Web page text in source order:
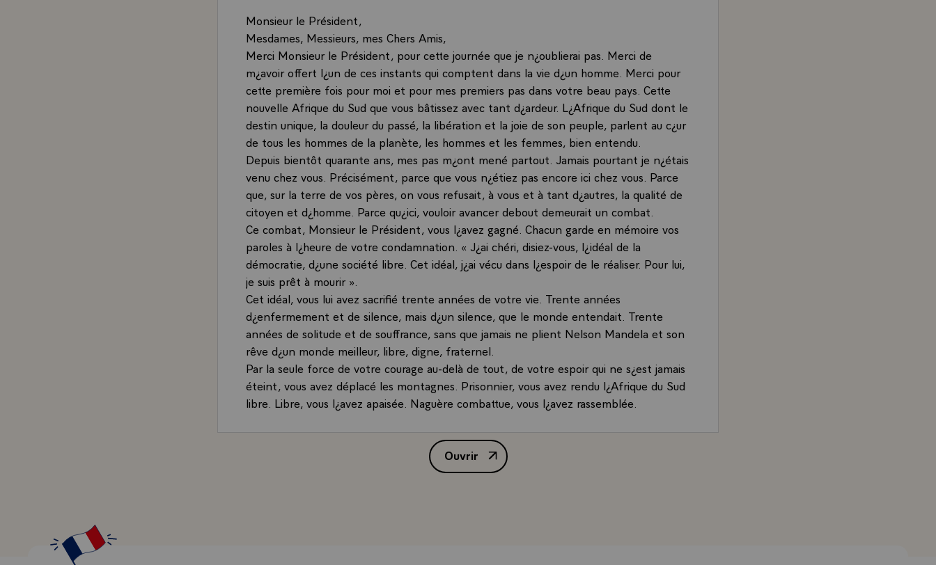
Monsieur le Président,
Mesdames, Messieurs, mes Chers Amis,
Merci Monsieur le Président, pour cette journée que je n¿oublierai pas. Merci de
m¿avoir offert l¿un de ces instants qui comptent dans la vie d¿un homme. Merci pour
cette première fois pour moi et pour mes premiers pas dans votre beau pays. Cette
nouvelle Afrique du Sud que vous bâtissez avec tant d¿ardeur. L¿Afrique du Sud dont le
destin unique, la douleur du passé, la libération et la joie de son peuple, parlent au c¿ur
de tous les hommes de la planète, les hommes et les femmes, bien entendu.
Depuis bientôt quarante ans, mes pas m¿ont mené partout. Jamais pourtant je n¿étais
venu chez vous. Précisément, parce que vous n¿étiez pas encore ici chez vous. Parce
que, sur la terre de vos pères, on vous refusait, à vous et à tant d¿autres, la qualité de
citoyen et d¿homme. Parce qu¿ici, vouloir avancer debout demeurait un combat.
Ce combat, Monsieur le Président, vous l¿avez gagné. Chacun garde en mémoire vos
paroles à l¿heure de votre condamnation. « J¿ai chéri, disiez-vous, l¿idéal de la
démocratie, d¿une société libre. Cet idéal, j¿ai vécu dans l¿espoir de le réaliser. Pour lui,
je suis prêt à mourir ».
Cet idéal, vous lui avez sacrifié trente années de votre vie. Trente années
d¿enfermement et de silence, mais d¿un silence, que le monde entendait. Trente
années de solitude et de souffrance, sans que jamais ne plient Nelson Mandela et son
rêve d¿un monde meilleur, libre, digne, fraternel.
Par la seule force de votre courage au-delà de tout, de votre espoir qui ne s¿est jamais
éteint, vous avez déplacé les montagnes. Prisonnier, vous avez rendu l¿Afrique du Sud
libre. Libre, vous l¿avez apaisée. Naguère combattue, vous l¿avez rassemblée.
Monsieur le Président, vous le savez hélas mieux que personne, l¿Histoire est une
longue patience. Et demain reste un combat. Vous avez engagé votre pays sur un
Ouvrir
Allocution de Monsieur Jacques Chirac, Président de la République, sur le combat de